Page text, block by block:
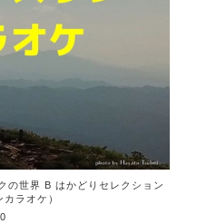
の世界 B はかどりセレクション
カラオケ）